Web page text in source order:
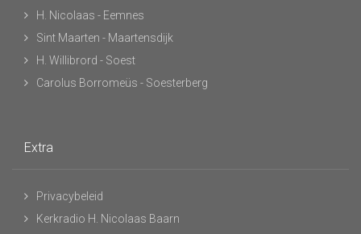
H. Nicolaas - Eemnes
Sint Maarten - Maartensdijk
H. Willibrord - Soest
Carolus Borromeüs - Soesterberg
Extra
Privacybeleid
Kerkradio H. Nicolaas Baarn